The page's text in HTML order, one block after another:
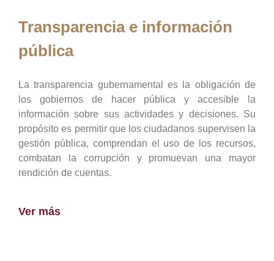
Transparencia e información
pública
La transparencia gubernamental es la obligación de
los gobiernos de hacer pública y accesible la
información sobre sus actividades y decisiones. Su
propósito es permitir que los ciudadanos supervisen la
gestión pública, comprendan el uso de los recursos,
combatan la corrupción y promuevan una mayor
rendición de cuentas.
Ver más